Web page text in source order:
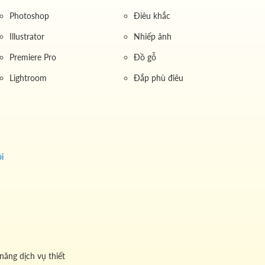
Photoshop
Illustrator
Premiere Pro
Lightroom
Điêu khắc
Nhiếp ảnh
Đồ gỗ
Đắp phù điêu
dịch vụ thiết